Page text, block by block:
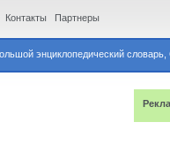
энциклопедический
Контакты Партнеры